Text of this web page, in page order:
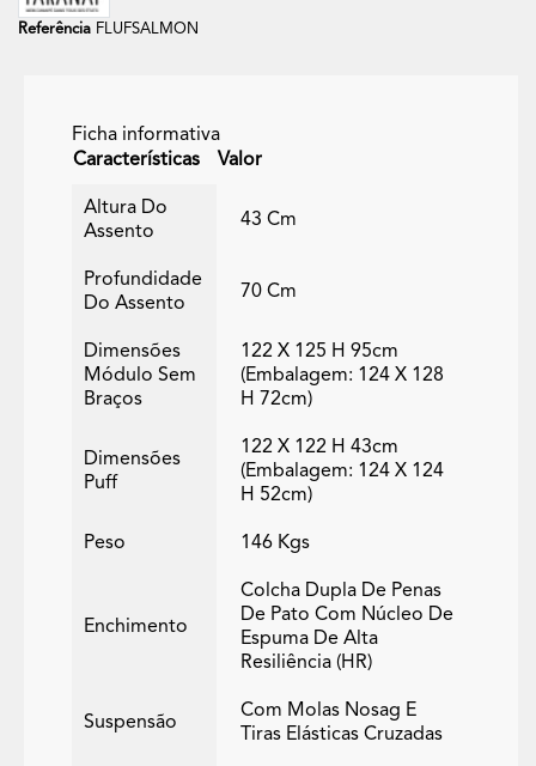
Referência FLUFSALMON
Ficha informativa
Características
Valor
Altura Do
Assento
43 Cm
Profundidade
Do Assento
70 Cm
Dimensões
Módulo Sem
Braços
122 X 125 H 95cm
(embalagem: 124 X 128
H 72cm)
Dimensões
Puff
122 X 122 H 43cm
(embalagem: 124 X 124
H 52cm)
Peso 146 Kgs
Enchimento
Colcha Dupla De Penas
De Pato Com Núcleo De
Espuma De Alta
Resiliência (HR)
Suspensão
Com Molas Nosag E
Tiras Elásticas Cruzadas